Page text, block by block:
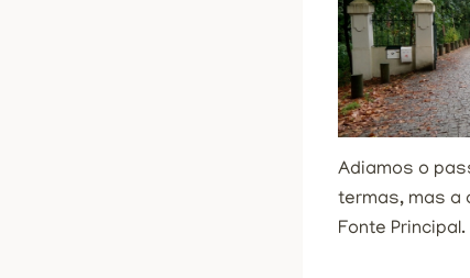
Adiamos o
termas, mas a
Fonte Principal.